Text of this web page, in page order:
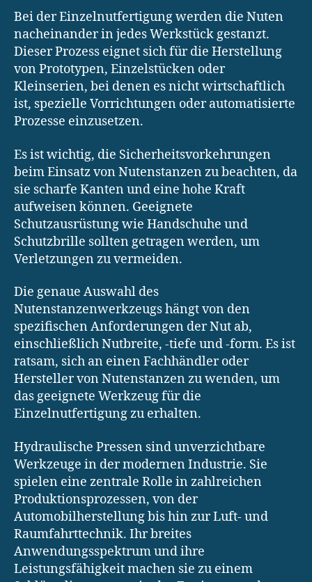
Bei der Einzelnutfertigung werden die Nuten
nacheinander in jedes Werkstück gestanzt.
Dieser Prozess eignet sich für die Herstellung
von Prototypen, Einzelstücken oder
Kleinserien, bei denen es nicht wirtschaftlich
ist, spezielle Vorrichtungen oder automatisierte
Prozesse einzusetzen.
Es ist wichtig, die Sicherheitsvorkehrungen
beim Einsatz von Nutenstanzen zu beachten, da
sie scharfe Kanten und eine hohe Kraft
aufweisen können. Geeignete
Schutzausrüstung wie Handschuhe und
Schutzbrille sollten getragen werden, um
Verletzungen zu vermeiden.
Die genaue Auswahl des
Nutenstanzenwerkzeugs hängt von den
spezifischen Anforderungen der Nut ab,
einschließlich Nutbreite, -tiefe und -form. Es ist
ratsam, sich an einen Fachhändler oder
Hersteller von Nutenstanzen zu wenden, um
das geeignete Werkzeug für die
Einzelnutfertigung zu erhalten.
Hydraulische Pressen sind unverzichtbare
Werkzeuge in der modernen Industrie. Sie
spielen eine zentrale Rolle in zahlreichen
Produktionsprozessen, von der
Automobilherstellung bis hin zur Luft- und
Raumfahrttechnik. Ihr breites
Anwendungsspektrum und ihre
Leistungsfähigkeit machen sie zu einem